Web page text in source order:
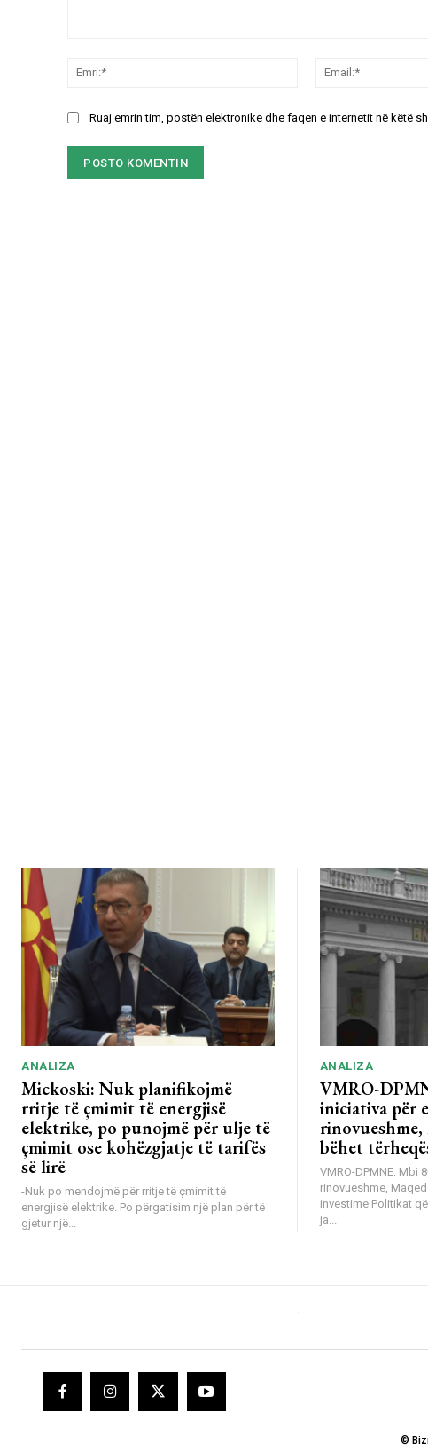
Emri:*
Ruaj emrin tim, postën elektronike dhe faqen e internetit në këtë
ANALIZA
Mickoski: Nuk planifikojmë
rritje të çmimit të energjisë
elektrike, po punojmë për ulje të
çmimit ose kohëzgjatje të tarifës
së lirë
-Nuk po mendojmë për rritje të çmimit të
energjisë elektrike. Po përgatisim një plan për të
gjetur një...
ANALIZA
VMRO-
iniciativa për
bëhet
VMRO-DPMNE: Mbi
rinovueshme,
investime Politikat
ja...
©